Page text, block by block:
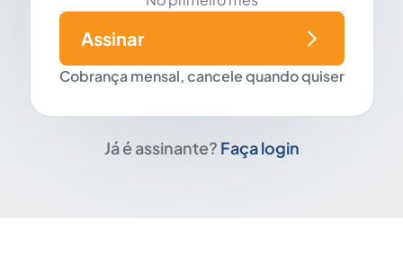
Cobrança mensal, cancele quando quiser
Assinar
Já é assinante? Faça login